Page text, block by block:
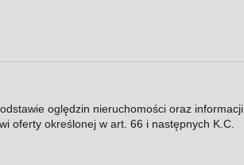
oględzin nieruchomości oraz informacji
oferty określonej w art. 66 i następnych K.C.